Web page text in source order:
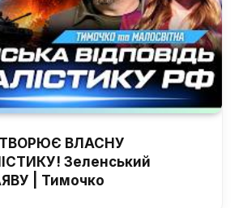
ВЛАСНУ
Зеленський
| Тимочко